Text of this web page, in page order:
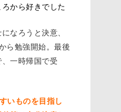
から好きでした
なろうと決意、
ら勉強開始。最後
一時帰国で受
いものを目指し